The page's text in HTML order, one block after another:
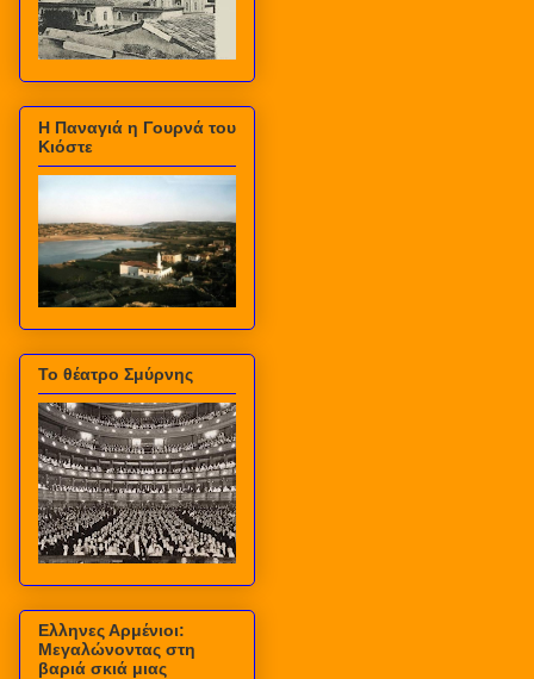
Η Παναγιά η Γουρνά του
Κιόστε
Το θέατρο Σμύρνης
Ελληνες Αρμένιοι:
Μεγαλώνοντας στη
βαριά σκιά μιας